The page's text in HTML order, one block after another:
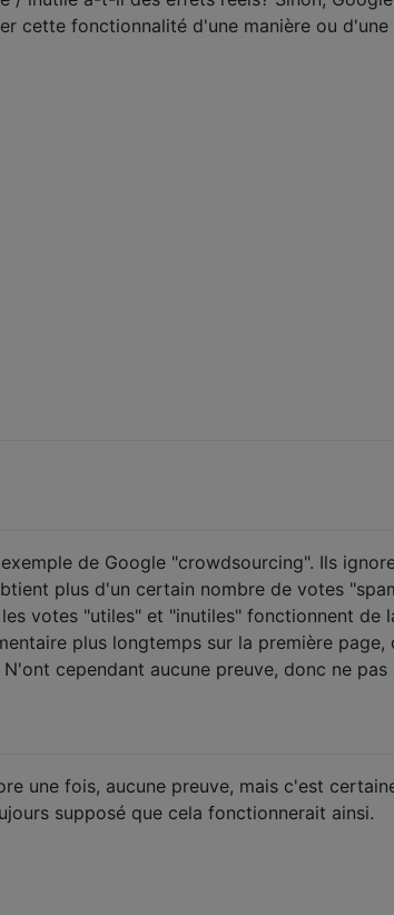
cette fonctionnalité d'une manière ou d'une
de Google "crowdsourcing". Ils
plus d'un certain nombre de votes
votes "utiles" et "inutiles" fonctionnent de
plus longtemps sur la première page,
cependant aucune preuve, donc ne pas
une fois, aucune preuve, mais c'est
supposé que cela fonctionnerait ainsi.